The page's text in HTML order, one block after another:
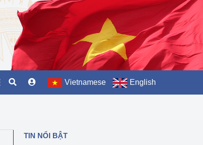
Vietnamese English
TIN NỔI BẬT